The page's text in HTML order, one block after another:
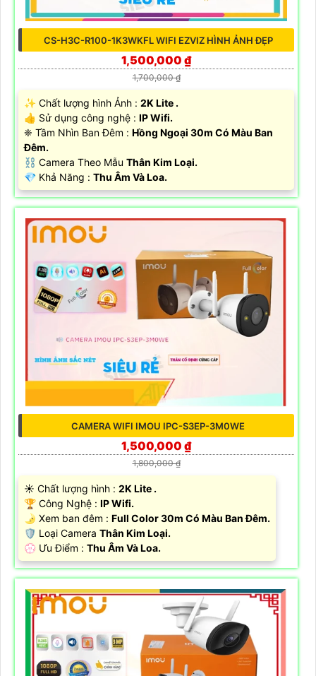
CS-H3C-R100-1K3WKFL WIFI EZVIZ HÌNH ẢNH ĐẸP
1,500,000 ₫
1,700,000 ₫
✨ Chất lượng hình Ảnh : 2K Lite .
👍 Sử dụng công nghệ : IP Wifi.
❈ Tầm Nhìn Ban Đêm : Hồng Ngoại 30m Có Màu Ban
Đêm.
⛓ Camera Theo Mẫu Thân Kim Loại.
️💎 Khả Năng : Thu Âm Và Loa.
CAMERA WIFI IMOU IPC-S3EP-3M0WE
1,500,000 ₫
1,800,000 ₫
☀️ Chất lượng hình : 2K Lite .
🏆 Công Nghệ : IP Wifi.
🌛 Xem ban đêm : Full Color 30m Có Màu Ban Đêm.
🛡 Loại Camera Thân Kim Loại.
️💮 Ưu Điểm : Thu Âm Và Loa.